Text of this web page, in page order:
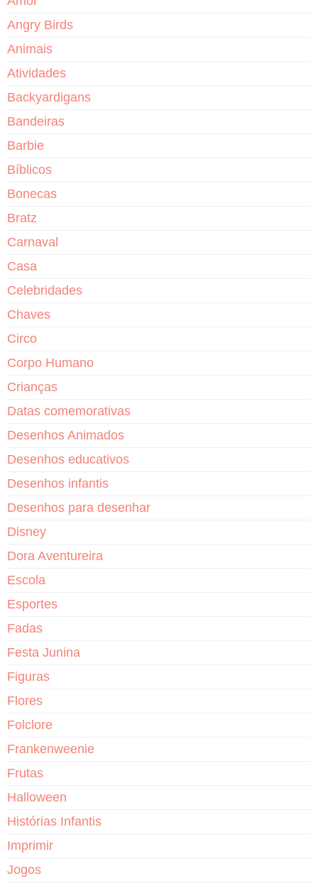
Angry Birds
Animais
Atividades
Backyardigans
Bandeiras
Barbie
Bíblicos
Bonecas
Bratz
Carnaval
Casa
Celebridades
Chaves
Circo
Corpo Humano
Crianças
Datas comemorativas
Desenhos Animados
Desenhos educativos
Desenhos infantis
Desenhos para desenhar
Disney
Dora Aventureira
Escola
Esportes
Fadas
Festa Junina
Figuras
Flores
Folclore
Frankenweenie
Frutas
Halloween
Histórias Infantis
Imprimir
Jogos